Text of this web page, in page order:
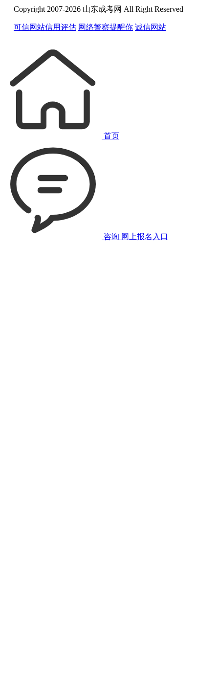
Copyright 2007-2026 山东成考网 All Right Reserved
可信网站信用评估 网络警察提醒你 诚信网站
首页
咨询 网上报名入口